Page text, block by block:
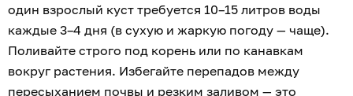
один взрослый куст требуется 10–15 литров воды
каждые 3–4 дня (в сухую и жаркую погоду — чаще).
Поливайте строго под корень или по канавкам
вокруг растения. Избегайте перепадов между
пересыханием почвы и резким заливом — это